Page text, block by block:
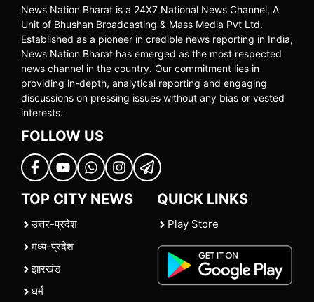
News Nation Bharat is a 24X7 National News Channel, A
Unit of Bhushan Broadcasting & Mass Media Pvt Ltd.
Established as a pioneer in credible news reporting in India,
News Nation Bharat has emerged as the most respected
news channel in the country. Our commitment lies in
providing in-depth, analytical reporting and engaging
discussions on pressing issues without any bias or vested
interests.
FOLLOW US
TOP CITY NEWS
उत्तर-प्रदेश
मध्य-प्रदेश
झारखंड
धर्म
QUICK LINKS
Play Store